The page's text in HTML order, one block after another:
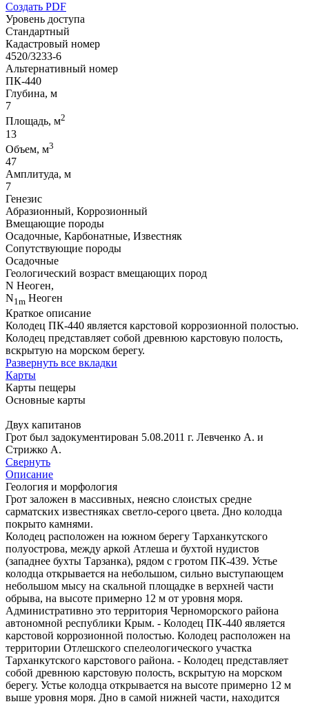
Создать PDF
Уровень доступа
Стандартный
Кадастровый номер
4520/3233-6
Альтернативный номер
ПК-440
Глубина, м
7
Площадь, м2
13
Объем, м3
47
Амплитуда, м
7
Генезис
Абразионный, Коррозионный
Вмещающие породы
Осадочные, Карбонатные, Известняк
Сопутствующие породы
Осадочные
Геологический возраст вмещающих пород
N Неоген,
N1m Неоген
Краткое описание
Колодец ПК-440 является карстовой коррозионной полостью.
Колодец представляет собой древнюю карстовую полость,
вскрытую на морском берегу.
Развернуть все вкладки
Карты
Карты пещеры
Основные карты
Двух капитанов
Грот был задокументирован 5.08.2011 г. Левченко А. и
Стрижко А.
Свернуть
Описание
Геология и морфология
Грот заложен в массивных, неясно слоистых средне
сарматских известняках светло-серого цвета. Дно колодца
покрыто камнями.
Колодец расположен на южном берегу Тарханкутского
полуострова, между аркой Атлеша и бухтой нудистов
(западнее бухты Тарзанка), рядом с гротом ПК-439. Устье
колодца открывается на небольшом, сильно выступающем
небольшом мысу на скальной площадке в верхней части
обрыва, на высоте примерно 12 м от уровня моря.
Административно это территория Черноморского района
автономной республики Крым. - Колодец ПК-440 является
карстовой коррозионной полостью. Колодец расположен на
территории Отлешского спелеологического участка
Тарханкутского карстового района. - Колодец представляет
собой древнюю карстовую полость, вскрытую на морском
берегу. Устье колодца открывается на высоте примерно 12 м
выше уровня моря. Дно в самой нижней части, находится